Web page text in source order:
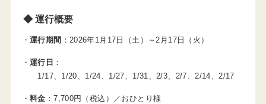
◆ 運行概要
運行期間 ：2026年1月17日（土）～2月17日（火）
運行日 ：
1/17、1/20、1/24、1/27、1/31、2/3、2/7、2/14、2/17
料金 ：7,700円（税込）／おひとり様